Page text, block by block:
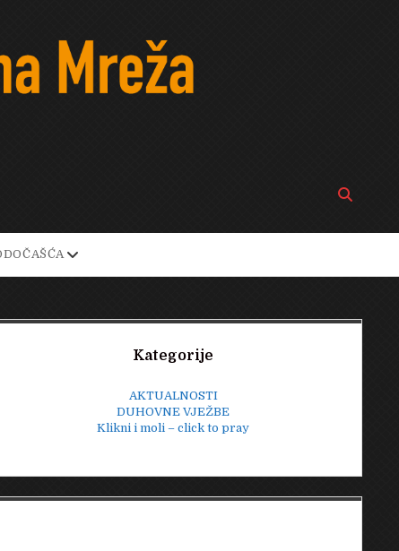
Open
bar
open
menu
Kategorije
AKTUALNOSTI
DUHOVNE VJEŽBE
Klikni i moli – click to pray